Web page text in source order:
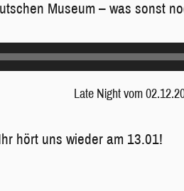
Museum – was sonst
Late Night vom
hört uns wieder am 13.01!